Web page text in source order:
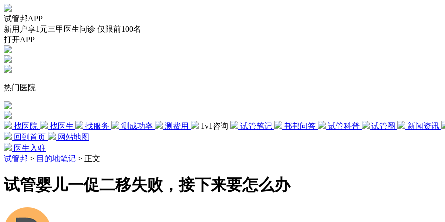
试管邦APP
新用户享1元三甲医生问诊 仅限前100名
打开APP
热门医院
找医院 找医生 找服务 测成功率 测费用 1v1咨询 试管笔记 邦邦问答 试管科普 试管圈
新闻资讯
回到首页
网站地图
医生入驻
试管邦 > 目的地笔记 > 正文
试管婴儿一促二移失败，接下来要怎么办